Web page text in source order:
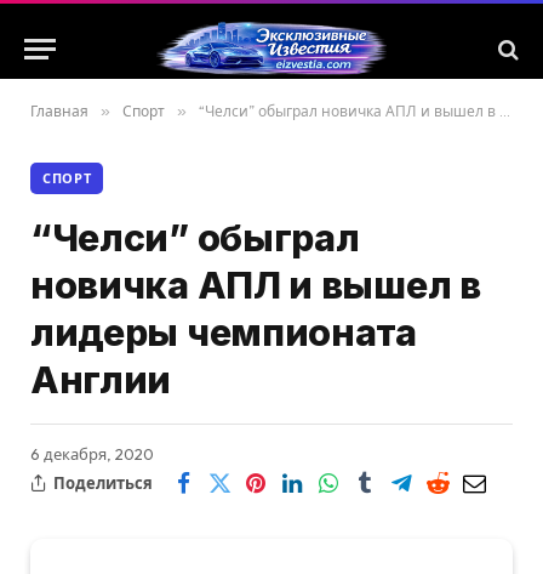
Главная » Спорт » “Челси” обыграл новичка АПЛ и вышел в лидеры чемпионата Англии
СПОРТ
“Челси” обыграл
новичка АПЛ и вышел в
лидеры чемпионата
Англии
6 декабря, 2020
Поделиться